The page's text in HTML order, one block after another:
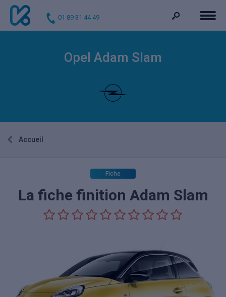
01 89 31 44 49
Opel Adam Slam
Accueil
Fiche
La fiche finition Adam Slam